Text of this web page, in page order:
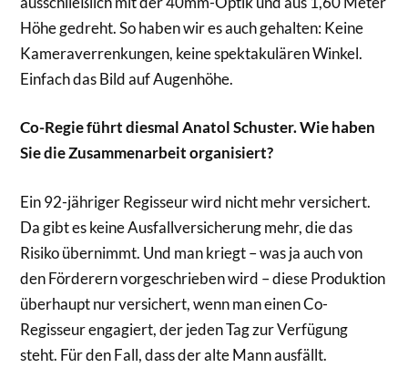
Höhe gedreht. So haben wir es auch gehalten: Keine
Kameraverrenkungen, keine spektakulären Winkel.
Einfach das Bild auf Augenhöhe.
Co-Regie führt diesmal Anatol Schuster. Wie haben
Sie die Zusammenarbeit organisiert?
Ein 92-jähriger Regisseur wird nicht mehr versichert.
Da gibt es keine Ausfallversicherung mehr, die das
Risiko übernimmt. Und man kriegt – was ja auch von
den Förderern vorgeschrieben wird – diese Produktion
überhaupt nur versichert, wenn man einen Co-
Regisseur engagiert, der jeden Tag zur Verfügung
steht. Für den Fall, dass der alte Mann ausfällt.